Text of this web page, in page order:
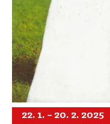
22. 1. – 20. 2. 2025